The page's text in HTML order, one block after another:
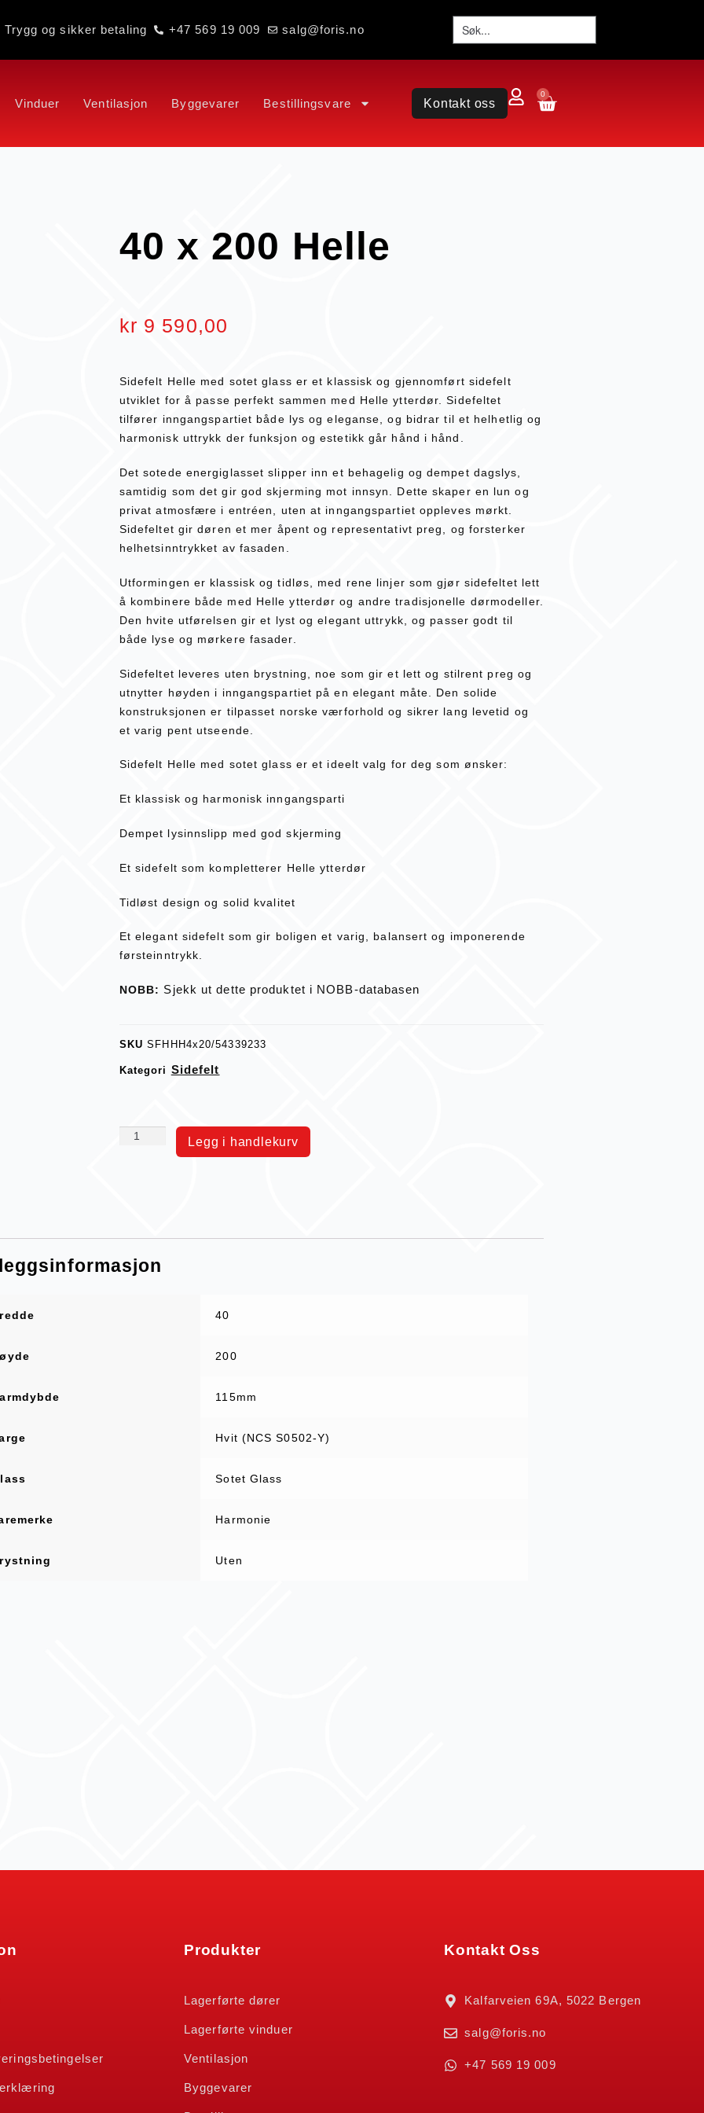
Trygg og sikker betaling +47 569 19 009 salg@foris.no
Vinduer Ventilasjon Byggevarer Bestillingsvare Kontakt oss
0
40 x 200 Helle
kr 9 590,00
Sidefelt Helle med sotet glass er et klassisk og gjennomført sidefelt
utviklet for å passe perfekt sammen med Helle ytterdør. Sidefeltet
tilfører inngangspartiet både lys og eleganse, og bidrar til et helhetlig og
harmonisk uttrykk der funksjon og estetikk går hånd i hånd.
Det sotede energiglasset slipper inn et behagelig og dempet dagslys,
samtidig som det gir god skjerming mot innsyn. Dette skaper en lun og
privat atmosfære i entréen, uten at inngangspartiet oppleves mørkt.
Sidefeltet gir døren et mer åpent og representativt preg, og forsterker
helhetsinntrykket av fasaden.
Utformingen er klassisk og tidløs, med rene linjer som gjør sidefeltet lett
å kombinere både med Helle ytterdør og andre tradisjonelle dørmodeller.
Den hvite utførelsen gir et lyst og elegant uttrykk, og passer godt til
både lyse og mørkere fasader.
Sidefeltet leveres uten brystning, noe som gir et lett og stilrent preg og
utnytter høyden i inngangspartiet på en elegant måte. Den solide
konstruksjonen er tilpasset norske værforhold og sikrer lang levetid og
et varig pent utseende.
Sidefelt Helle med sotet glass er et ideelt valg for deg som ønsker:
Et klassisk og harmonisk inngangsparti
Dempet lysinnslipp med god skjerming
Et sidefelt som kompletterer Helle ytterdør
Tidløst design og solid kvalitet
Et elegant sidefelt som gir boligen et varig, balansert og imponerende
førsteinntrykk.
NOBB: Sjekk ut dette produktet i NOBB-databasen
SKUSFHHH4x20/54339233
Kategori Sidefelt
Legg i handlekurv
40
200
115mm
Hvit (NCS S0502-Y)
Sotet Glass
Harmonie
Uten
Produkter
Lagerførte dører
Lagerførte vinduer
Ventilasjon
Byggevarer
Kontakt Oss
Kalfarveien 69A, 5022 Bergen
salg@foris.no
+47 569 19 009